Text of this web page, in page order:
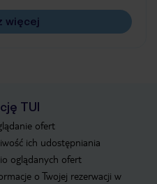
więcej
TUI
ofert
ich udostępniania
oglądanych ofert
o Twojej rezerwacji w